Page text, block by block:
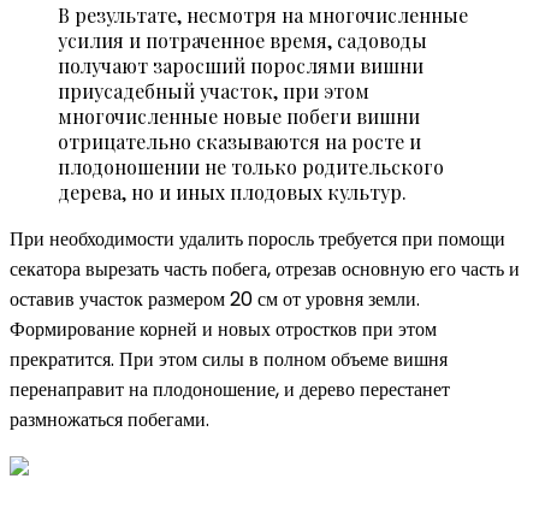
В результате, несмотря на многочисленные
усилия и потраченное время, садоводы
получают заросший порослями вишни
приусадебный участок, при этом
многочисленные новые побеги вишни
отрицательно сказываются на росте и
плодоношении не только родительского
дерева, но и иных плодовых культур.
При необходимости удалить поросль требуется при помощи
секатора вырезать часть побега, отрезав основную его часть и
оставив участок размером 20 см от уровня земли.
Формирование корней и новых отростков при этом
прекратится. При этом силы в полном объеме вишня
перенаправит на плодоношение, и дерево перестанет
размножаться побегами.